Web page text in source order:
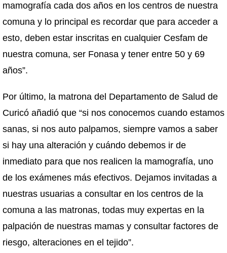
mamografía cada dos años en los centros de nuestra
comuna y lo principal es recordar que para acceder a
esto, deben estar inscritas en cualquier Cesfam de
nuestra comuna, ser Fonasa y tener entre 50 y 69
años”.
Por último, la matrona del Departamento de Salud de
Curicó añadió que “si nos conocemos cuando estamos
sanas, si nos auto palpamos, siempre vamos a saber
si hay una alteración y cuándo debemos ir de
inmediato para que nos realicen la mamografía, uno
de los exámenes más efectivos. Dejamos invitadas a
nuestras usuarias a consultar en los centros de la
comuna a las matronas, todas muy expertas en la
palpación de nuestras mamas y consultar factores de
riesgo, alteraciones en el tejido”.